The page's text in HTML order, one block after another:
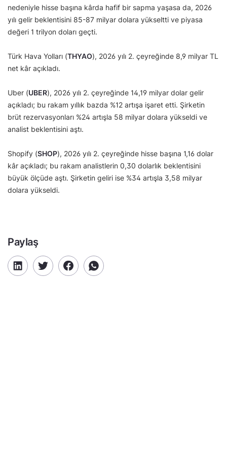
nedeniyle hisse başına kârda hafif bir sapma yaşasa da, 2026
yılı gelir beklentisini 85-87 milyar dolara yükseltti ve piyasa
değeri 1 trilyon doları geçti.
Türk Hava Yolları (THYAO), 2026 yılı 2. çeyreğinde 8,9 milyar TL
net kâr açıkladı.
Uber (UBER), 2026 yılı 2. çeyreğinde 14,19 milyar dolar gelir
açıkladı; bu rakam yıllık bazda %12 artışa işaret etti. Şirketin
brüt rezervasyonları %24 artışla 58 milyar dolara yükseldi ve
analist beklentisini aştı.
Shopify (SHOP), 2026 yılı 2. çeyreğinde hisse başına 1,16 dolar
kâr açıkladı; bu rakam analistlerin 0,30 dolarlık beklentisini
büyük ölçüde aştı. Şirketin geliri ise %34 artışla 3,58 milyar
dolara yükseldi.
Paylaş